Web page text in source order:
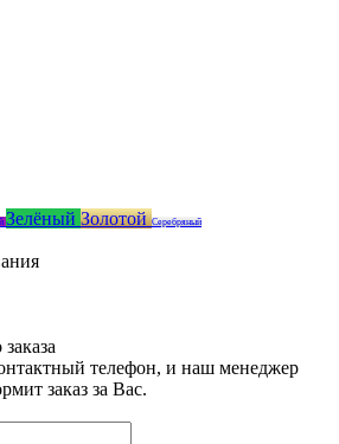
Зелёный ЗолотойСеребряный
телефон, и наш менеджер
заказ за Вас.